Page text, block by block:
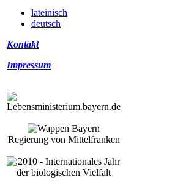
lateinisch
deutsch
Kontakt
Impressum
Regierung von Mittelfranken